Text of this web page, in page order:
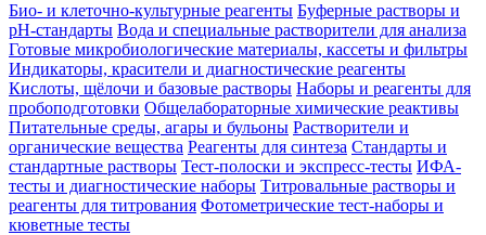
Био- и клеточно-культурные реагенты Буферные растворы и
pH-стандарты Вода и специальные растворители для анализа
Готовые микробиологические материалы, кассеты и фильтры
Индикаторы, красители и диагностические реагенты
Кислоты, щёлочи и базовые растворы Наборы и реагенты для
пробоподготовки Общелабораторные химические реактивы
Питательные среды, агары и бульоны Растворители и
органические вещества Реагенты для синтеза Стандарты и
стандартные растворы Тест-полоски и экспресс-тесты ИФА-
тесты и диагностические наборы Титровальные растворы и
реагенты для титрования Фотометрические тест-наборы и
кюветные тесты